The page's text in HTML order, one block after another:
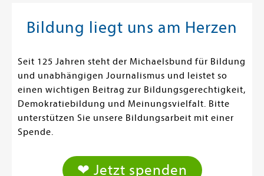
Bildung liegt uns am Herzen
Seit 125 Jahren steht der Michaelsbund für Bildung
und unabhängigen Journalismus und leistet so
einen wichtigen Beitrag zur Bildungsgerechtigkeit,
Demokratiebildung und Meinungsvielfalt. Bitte
unterstützen Sie unsere Bildungsarbeit mit einer
Spende.
❤ Jetzt spenden